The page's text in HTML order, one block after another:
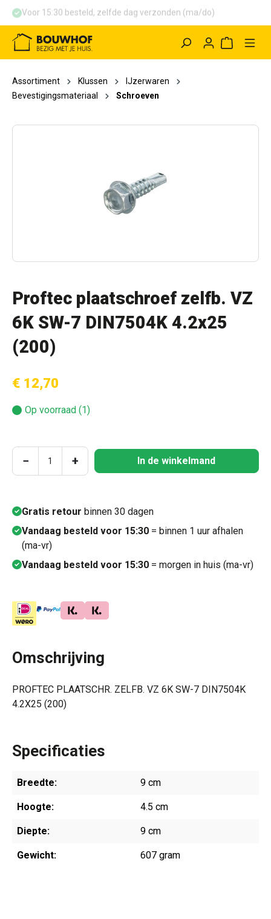
Voor 15:30 besteld, zelfde dag verzonden (ma/do)
Assortiment Klussen
IJzerwaren
Bevestigingsmateriaal
Schroeven
Proftec plaatschroef zelfb. VZ
6K SW-7 DIN7504K 4.2x25
(200)
€ 12,70
Op voorraad (1)
Producthoeveelheid: Voer de gewenste
− + In de winkelmand
Gratis retour binnen 30 dagen
Vandaag besteld voor 15:30 = binnen 1 uur afhalen
(ma-vr)
Vandaag besteld voor 15:30 = morgen in huis (ma-vr)
Omschrijving
PROFTEC PLAATSCHR. ZELFB. VZ 6K SW-7 DIN7504K
4.2X25 (200)
Specificaties
Breedte: 9 cm
Hoogte: 4.5 cm
Diepte: 9 cm
Gewicht: 607 gram